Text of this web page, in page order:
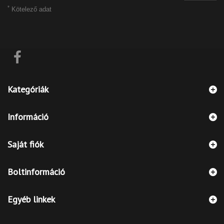
* Kötelező adat
Kategóriák
Információ
Saját fiók
Boltinformáció
Egyéb linkek